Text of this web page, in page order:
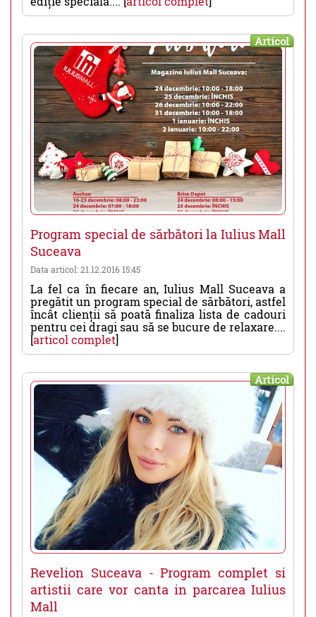
Articol
Program special de sărbători la Iulius Mall
Suceava
Data articol: 21.12.2016 15:45
La fel ca în fiecare an, Iulius Mall Suceava a
pregătit un program special de sărbători, astfel
încât clienții să poată finaliza lista de cadouri
pentru cei dragi sau să se bucure de relaxare....
[articol complet]
Articol
Revelion Suceava - Program complet si
artistii care vor canta in parcarea Iulius
Mall